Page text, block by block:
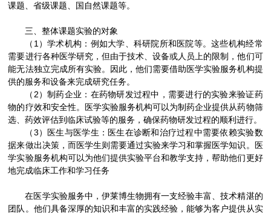
课题、省级课题、国自然课题等。
三、整体课题实验的对象
（1）学术机构：例如大学、科研院所和医院等。这些机构经常
需要进行各种医学研究，但由于技术、设备或人员上的限制，他们可
能无法独立完成所有实验。因此，他们需要借助医学实验服务机构提
供的服务和设备来完成研究任务。
（2）制药企业：在药物研发过程中，需要进行的实验来验证药
物的疗效和安全性。医学实验服务机构可以为制药企业提供从药物筛
选、药效评估到临床试验等的服务，确保药物研发过程的顺利进行。
（3）医生与医学生：医生在诊断和治疗过程中需要依赖实验数
据来做出决策，而医学生则需要通过实验来学习和掌握医学知识。医
学实验服务机构可以为他们提供实验平台和教学支持，帮助他们更好
地完成临床工作和学习任务
在医学实验服务中，伊莱博生物拥有一支经验丰富、技术精湛的
团队。他们具备深厚的知识和丰富的实践经验，能够为客户提供从实